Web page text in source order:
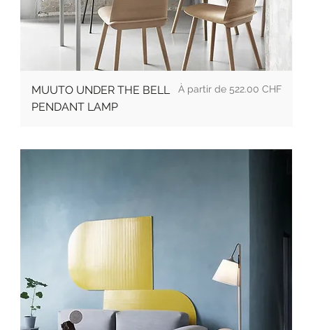
MUUTO UNDER THE BELL
PENDANT LAMP
À partir de 522.00 CHF
Prix promotionnel